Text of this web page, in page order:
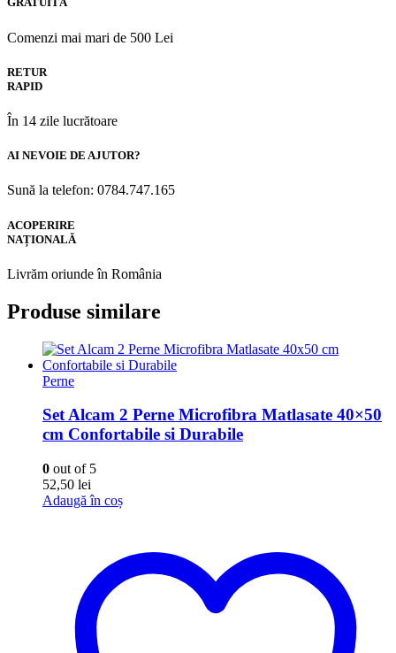
Comenzi mai mari de 500 Lei
RETUR
RAPID
În 14 zile lucrătoare
AI NEVOIE DE AJUTOR?
Sună la telefon: 0784.747.165
ACOPERIRE
NAȚIONALĂ
Livrăm oriunde în România
Produse similare
Perne
Set Alcam 2 Perne Microfibra Matlasate 40×50
cm Confortabile si Durabile
0 out of 5
52,50 lei
Adaugă în coș